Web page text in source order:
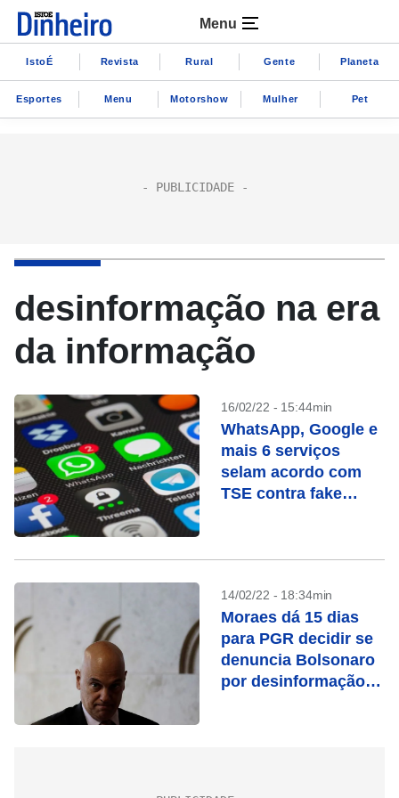
Menu
IstoÉ Revista Rural Gente Planeta
Esportes Menu Motorshow Mulher Pet
desinformação na era
da informação
16/02/22 - 15:44min
WhatsApp, Google e
mais 6 serviços
selam acordo com
TSE contra fake
14/02/22 - 18:34min
Moraes dá 15 dias
para PGR decidir se
denuncia Bolsonaro
por desinformação